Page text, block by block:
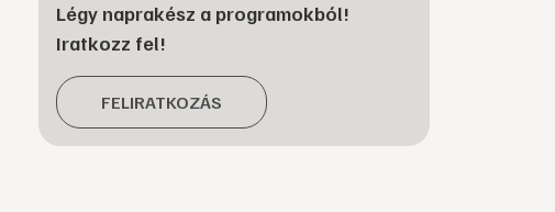
Légy naprakész a programokból!
Iratkozz fel!
FELIRATKOZÁS